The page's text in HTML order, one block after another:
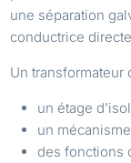
une séparation
conductrice
Un transformateur
un étage
un
des fonctions